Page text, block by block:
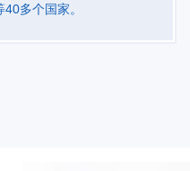
40多个国家。